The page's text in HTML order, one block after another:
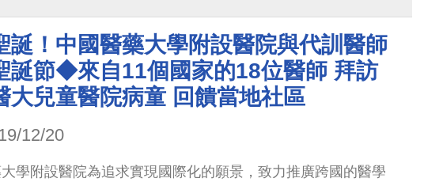
誕！中國醫藥大學附設醫院與代訓醫師
誕節◆來自11個國家的18位醫師 拜訪
大兒童醫院病童 回饋當地社區
12/20
學附設醫院為追求實現國際化的願景，致力推廣跨國的醫學